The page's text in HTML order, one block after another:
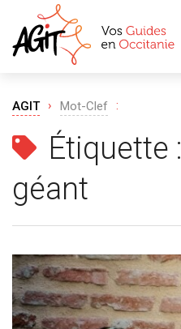
AGIT › Mot-Clef :
Étiquette :
géant